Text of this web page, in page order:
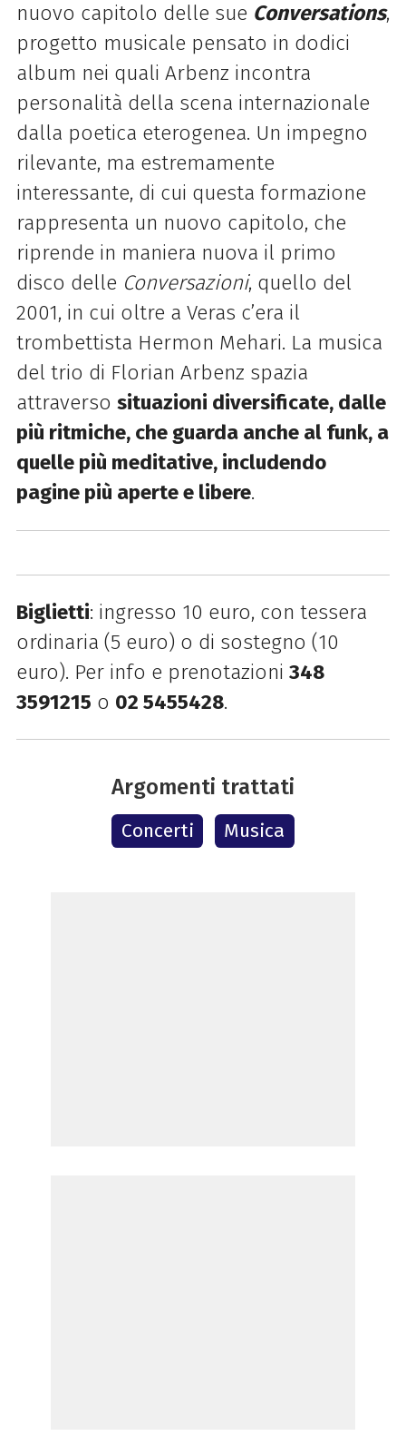
nuovo capitolo delle sue Conversations,
progetto musicale pensato in dodici
album nei quali Arbenz incontra
personalità della scena internazionale
dalla poetica eterogenea. Un impegno
rilevante, ma estremamente
interessante, di cui questa formazione
rappresenta un nuovo capitolo, che
riprende in maniera nuova il primo
disco delle Conversazioni, quello del
2001, in cui oltre a Veras c’era il
trombettista Hermon Mehari. La musica
del trio di Florian Arbenz spazia
attraverso situazioni diversificate, dalle
più ritmiche, che guarda anche al funk, a
quelle più meditative, includendo
pagine più aperte e libere.
Biglietti: ingresso 10 euro, con tessera
ordinaria (5 euro) o di sostegno (10
euro). Per info e prenotazioni 348
3591215 o 02 5455428.
Argomenti trattati
Concerti Musica